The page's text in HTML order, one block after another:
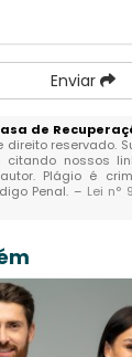
Enviar
de
direito reservado.
citando nossos
Plágio é
Penal. – Lei n°